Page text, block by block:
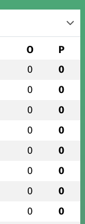
O P
0 0
0 0
0 0
0 0
0 0
0 0
0 0
0 0